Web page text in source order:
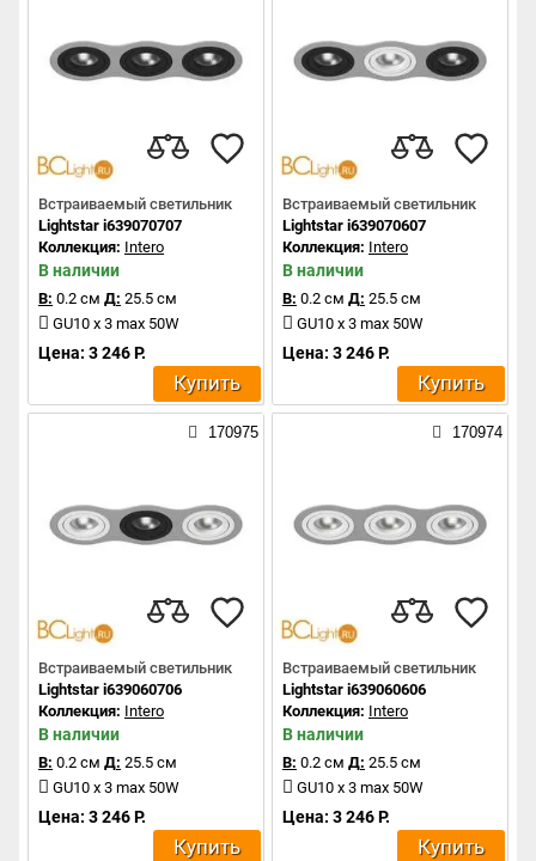
Встраиваемый светильник
Lightstar i639070707
Коллекция: Intero
В наличии
В: 0.2 см Д: 25.5 см
GU10 x 3 max 50W
Цена: 3 246 Р.
Купить
Встраиваемый светильник
Lightstar i639070607
Коллекция: Intero
В наличии
В: 0.2 см Д: 25.5 см
GU10 x 3 max 50W
Цена: 3 246 Р.
Купить
170975
Встраиваемый светильник
Lightstar i639060706
Коллекция: Intero
В наличии
В: 0.2 см Д: 25.5 см
GU10 x 3 max 50W
Цена: 3 246 Р.
Купить
170974
Встраиваемый светильник
Lightstar i639060606
Коллекция: Intero
В наличии
В: 0.2 см Д: 25.5 см
GU10 x 3 max 50W
Цена: 3 246 Р.
Купить